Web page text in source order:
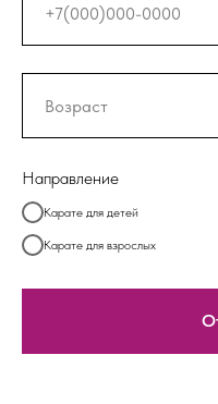
Направление
Карате для детей
Карате для взрослых